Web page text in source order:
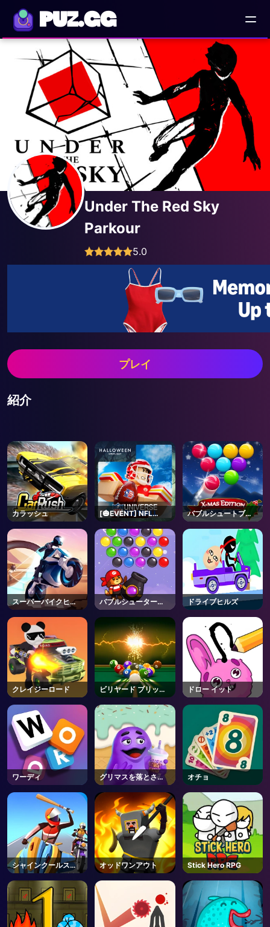
PUZ.GG
AD
Under The Red Sky
Parkour
5.0
プレイ
紹介
カラッシュ
[🎃EVENT] NFL
Universe Football -
Roblox
バブルシュートブリ
ッツ
スーパーバイクヒー
ロー
バブルシュータープ
ロ3
ドライブヒルズ
クレイジーロード
ビリヤード ブリッツ
チャレンジ
ドロー イット
ワーディ
グリマスを落とさな
いで
オチョ
シャインクールスタ
ントモーターバイク
オッドワンアウト Stick Hero RPG